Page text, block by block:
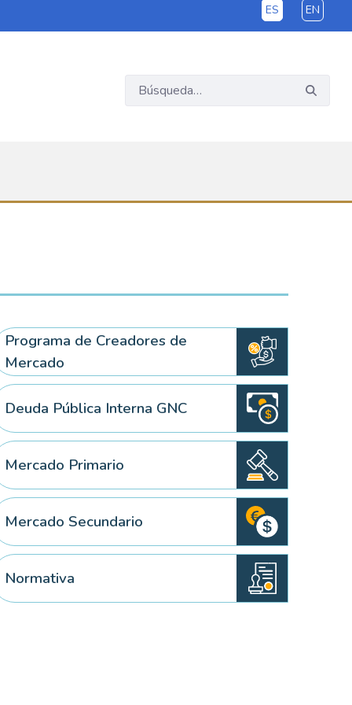
ES EN
Programa de Creadores de
Mercado
Deuda Pública Interna GNC
Mercado Primario
Mercado Secundario
Normativa